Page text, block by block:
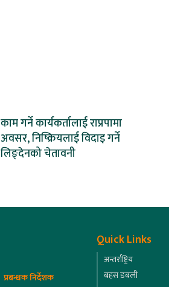
काम गर्ने कार्यकर्तालाई राप्रपामा
अवसर, निष्क्रियलाई विदाइ गर्ने
लिङ्देनको चेतावनी
प्रबन्धक निर्देशक
Quick Links
अन्तर्राष्ट्रिय
बहस डबली